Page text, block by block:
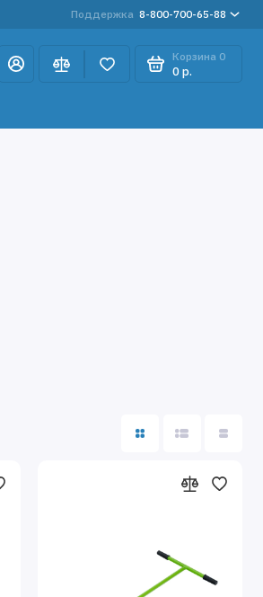
Поддержка 8-800-700-65-88
Корзина 0
0 р.